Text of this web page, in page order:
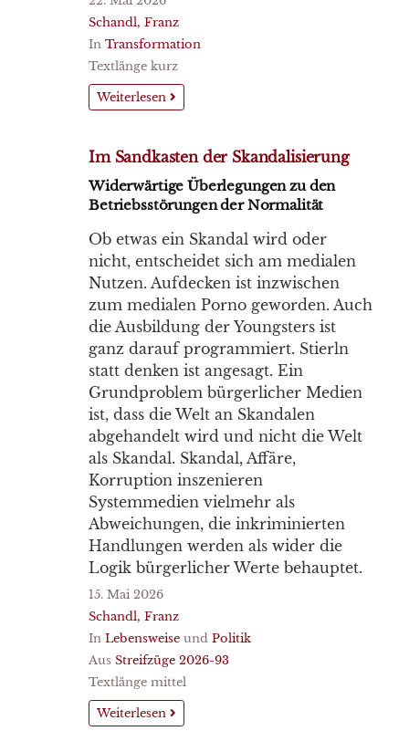
Schandl, Franz
In Transformation
Textlänge kurz
Weiterlesen
Im Sandkasten der Skandalisierung
Widerwärtige Überlegungen zu den
Betriebsstörungen der Normalität
Ob etwas ein Skandal wird oder
nicht, entscheidet sich am medialen
Nutzen. Aufdecken ist inzwischen
zum medialen Porno geworden. Auch
die Ausbildung der Youngsters ist
ganz darauf programmiert. Stierln
statt denken ist angesagt. Ein
Grundproblem bürgerlicher Medien
ist, dass die Welt an Skandalen
abgehandelt wird und nicht die Welt
als Skandal. Skandal, Affäre,
Korruption inszenieren
Systemmedien vielmehr als
Abweichungen, die inkriminierten
Handlungen werden als wider die
Logik bürgerlicher Werte behauptet.
15. Mai 2026
Schandl, Franz
In Lebensweise und Politik
Aus Streifzüge 2026-93
Textlänge mittel
Weiterlesen